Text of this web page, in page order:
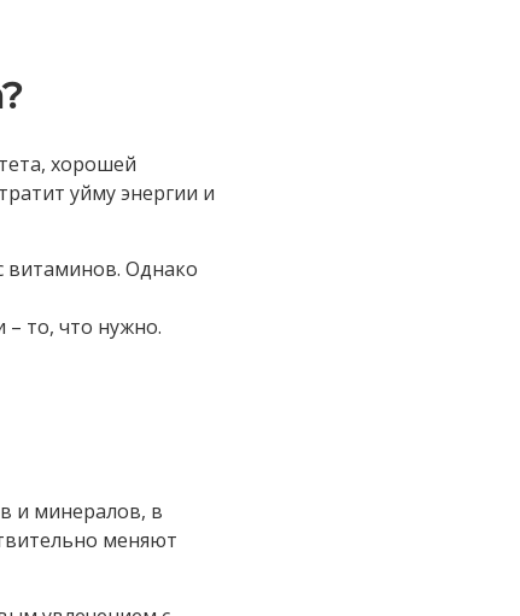
хорошей
уйму энергии и
витаминов. Однако
– то, что нужно.
и минералов, в
меняют